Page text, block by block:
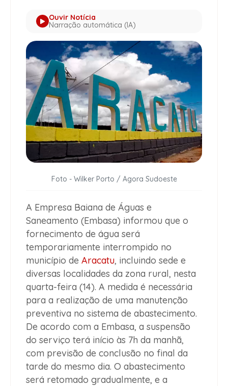
Ouvir Notícia
Narração automática (IA)
Foto - Wilker Porto / Agora Sudoeste
A Empresa Baiana de Águas e
Saneamento (Embasa) informou que o
fornecimento de água será
temporariamente interrompido no
município de Aracatu, incluindo sede e
diversas localidades da zona rural, nesta
quarta-feira (14). A medida é necessária
para a realização de uma manutenção
preventiva no sistema de abastecimento.
De acordo com a Embasa, a suspensão
do serviço terá início às 7h da manhã,
com previsão de conclusão no final da
tarde do mesmo dia. O abastecimento
será retomado gradualmente, e a